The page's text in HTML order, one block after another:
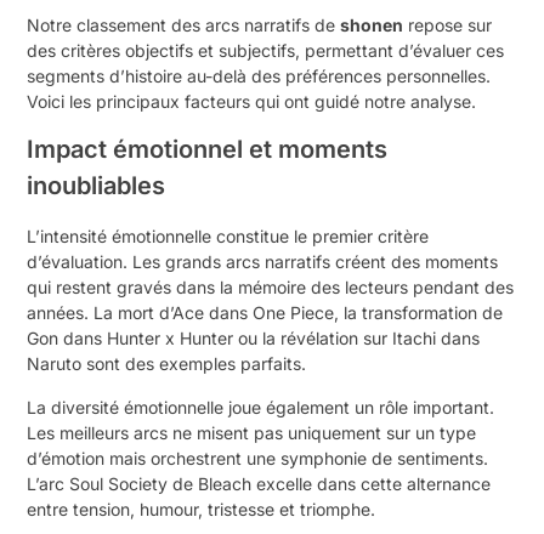
Notre classement des arcs narratifs deshonen repose sur
des critères objectifs et subjectifs, permettant d’évaluer ces
segments d’histoire au-delà des préférences personnelles.
Voici les principaux facteurs qui ont guidé notre analyse.
Impact émotionnel et moments
inoubliables
L’intensité émotionnelle constitue le premier critère
d’évaluation. Les grands arcs narratifs créent des moments
qui restent gravés dans la mémoire des lecteurs pendant des
années. La mort d’Ace dans One Piece, la transformation de
Gon dans Hunter x Hunter ou la révélation sur Itachi dans
Naruto sont des exemples parfaits.
La diversité émotionnelle joue également un rôle important.
Les meilleurs arcs ne misent pas uniquement sur un type
d’émotion mais orchestrent une symphonie de sentiments.
L’arc Soul Society de Bleach excelle dans cette alternance
entre tension, humour, tristesse et triomphe.